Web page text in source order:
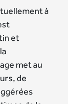
à
et
met au
de